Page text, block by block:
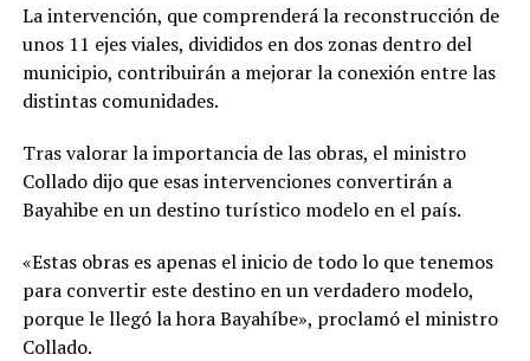
La intervención, que comprenderá la reconstrucción de
unos 11 ejes viales, divididos en dos zonas dentro del
municipio, contribuirán a mejorar la conexión entre las
distintas comunidades.
Tras valorar la importancia de las obras, el ministro
Collado dijo que esas intervenciones convertirán a
Bayahibe en un destino turístico modelo en el país.
«Estas obras es apenas el inicio de todo lo que tenemos
para convertir este destino en un verdadero modelo,
porque le llegó la hora Bayahíbe», proclamó el ministro
Collado.